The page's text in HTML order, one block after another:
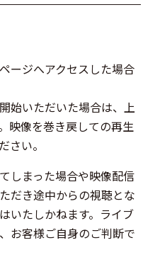
ージへアクセスした場合
始いただいた場合は、上
映像を巻き戻しての再生
さい。
しまった場合や映像配信
だき途中からの視聴とな
いたしかねます。ライブ
お客様ご自身のご判断で